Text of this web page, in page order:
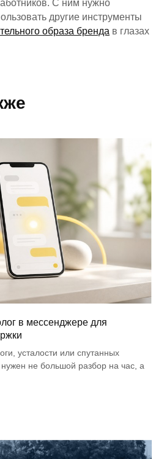
С ним нужно
другие инструменты
образа бренда в глазах
в мессенджере для
усталости или спутанных
не большой разбор на час, а